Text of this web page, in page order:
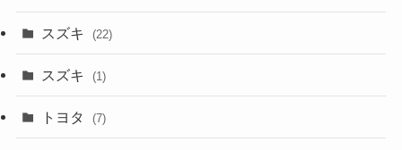
スズキ (22)
スズキ (1)
トヨタ (7)